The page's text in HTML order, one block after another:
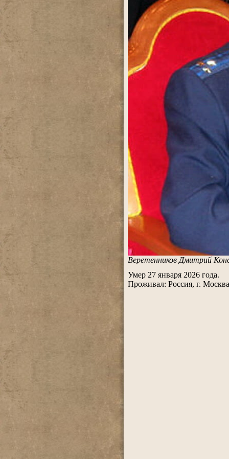
Веретенников Дмитрий
Умер 27 января 2026 года.
Проживал: Россия, г. Москва